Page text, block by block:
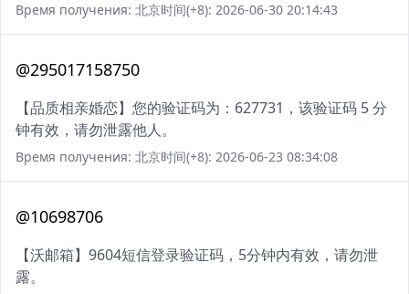
Время получения: 北京时间(+8): 2026-06-30 20:14:43
@295017158750
【品质相亲婚恋】您的验证码为：627731，该验证码 5 分
钟有效，请勿泄露他人。
Время получения: 北京时间(+8): 2026-06-23 08:34:08
@10698706
【沃邮箱】9604短信登录验证码，5分钟内有效，请勿泄
露。